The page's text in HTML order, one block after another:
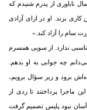
ناباوری از پدرم شنیدم که
بزند. او در ازای آزادی
سام را آزاد کند.»
ندارد. از سویی همسرم
چه جوابی به او بدهم.
برود و زیر سؤال برویم،
ماجرا پرداختند تا ردی از
آنجایی که شناسایی محل اختفای مرد 65 ساله آسان نبود پلیس تصمیم گرفت